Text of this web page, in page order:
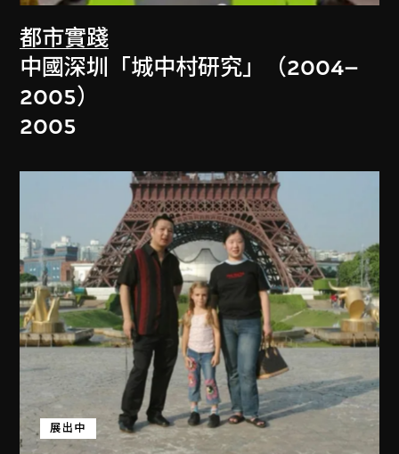
都市實踐
中國深圳「城中村研究」（2004–
2005）
2005
展出中